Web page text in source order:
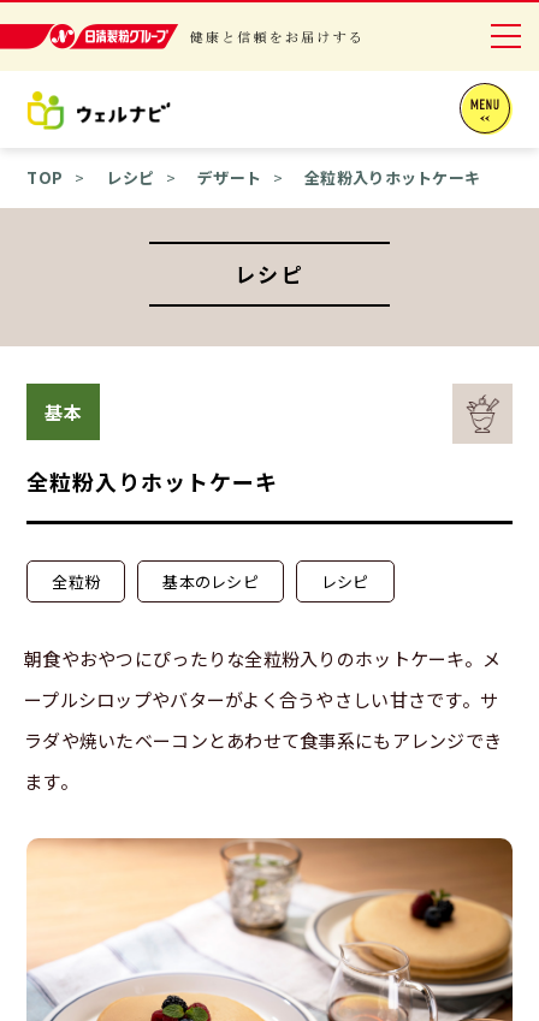
ニュースリリース
商品情報
English
TOP レシピ デザート 全粒粉入りホットケーキ
レシピ
基本
全粒粉入りホットケーキ
全粒粉 基本のレシピ レシピ
朝食やおやつにぴったりな全粒粉入りのホットケーキ。メ
ープルシロップやバターがよく合うやさしい甘さです。サ
ラダや焼いたベーコンとあわせて食事系にもアレンジでき
ます。